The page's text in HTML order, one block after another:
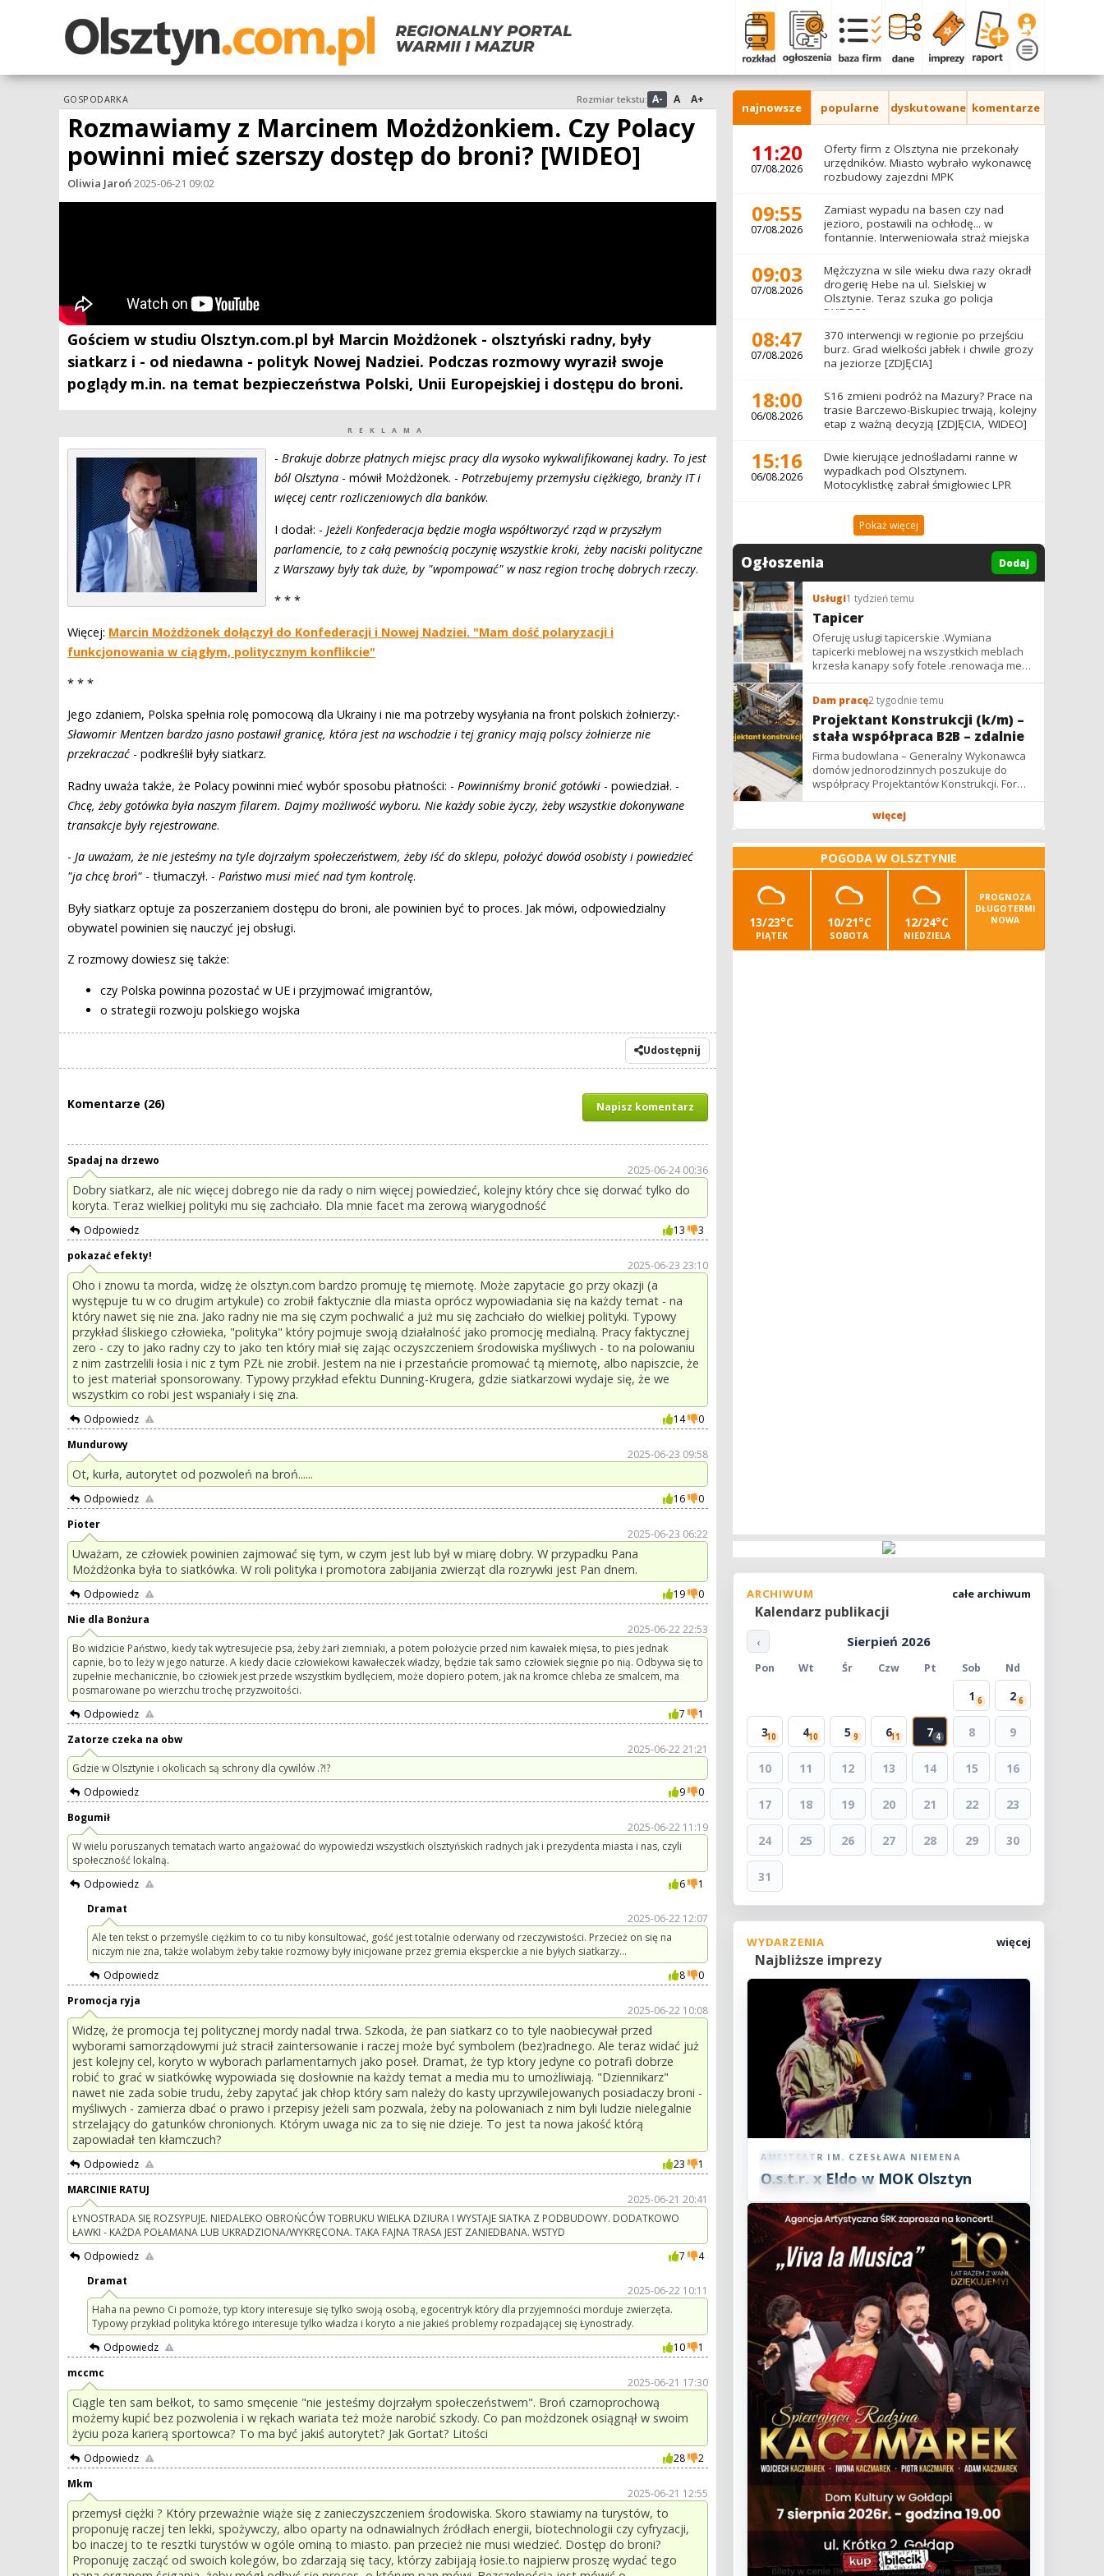
GOSPODARKA Rozmiar tekstu: A- A A+
Rozmawiamy z Marcinem Możdżonkiem. Czy Polacy
powinni mieć szerszy dostęp do broni? [WIDEO]
Oliwia Jaroń·2025-06-21 09:02
Gościem w studiu Olsztyn.com.pl był Marcin Możdżonek - olsztyński radny, były
siatkarz i - od niedawna - polityk Nowej Nadziei. Podczas rozmowy wyraził swoje
poglądy m.in. na temat bezpieczeństwa Polski, Unii Europejskiej i dostępu do broni.
REKLAMA
- Brakuje dobrze płatnych miejsc pracy dla wysoko wykwalifikowanej kadry. To jest
ból Olsztyna - mówił Możdżonek. - Potrzebujemy przemysłu ciężkiego, branży IT i
więcej centr rozliczeniowych dla banków.
I dodał: - Jeżeli Konfederacja będzie mogła współtworzyć rząd w przyszłym
parlamencie, to z całą pewnością poczynię wszystkie kroki, żeby naciski polityczne
z Warszawy były tak duże, by "wpompować" w nasz region trochę dobrych rzeczy.
* * *
Więcej: Marcin Możdżonek dołączył do Konfederacji i Nowej Nadziei. "Mam dość polaryzacji i
funkcjonowania w ciągłym, politycznym konflikcie"
* * *
Jego zdaniem, Polska spełnia rolę pomocową dla Ukrainy i nie ma potrzeby wysyłania na front polskich żołnierzy:-
Sławomir Mentzen bardzo jasno postawił granicę, która jest na wschodzie i tej granicy mają polscy żołnierze nie
przekraczać - podkreślił były siatkarz.
Radny uważa także, że Polacy powinni mieć wybór sposobu płatności: - Powinniśmy bronić gotówki - powiedział. -
Chcę, żeby gotówka była naszym filarem. Dajmy możliwość wyboru. Nie każdy sobie życzy, żeby wszystkie dokonywane
transakcje były rejestrowane.
- Ja uważam, że nie jesteśmy na tyle dojrzałym społeczeństwem, żeby iść do sklepu, położyć dowód osobisty i powiedzieć
"ja chcę broń" - tłumaczył. - Państwo musi mieć nad tym kontrolę.
Były siatkarz optuje za poszerzaniem dostępu do broni, ale powinien być to proces. Jak mówi, odpowiedzialny
obywatel powinien się nauczyć jej obsługi.
Z rozmowy dowiesz się także:
czy Polska powinna pozostać w UE i przyjmować imigrantów,
o strategii rozwoju polskiego wojska
Udostępnij
Komentarze (26) Napisz komentarz
Spadaj na drzewo
2025-06-24 00:36
Dobry siatkarz, ale nic więcej dobrego nie da rady o nim więcej powiedzieć, kolejny który chce się dorwać tylko do
koryta. Teraz wielkiej polityki mu się zachciało. Dla mnie facet ma zerową wiarygodność
Odpowiedz 13
3
pokazać efekty!
2025-06-23 23:10
Oho i znowu ta morda, widzę że olsztyn.com bardzo promuję tę miernotę. Może zapytacie go przy okazji (a
występuje tu w co drugim artykule) co zrobił faktycznie dla miasta oprócz wypowiadania się na każdy temat - na
który nawet się nie zna. Jako radny nie ma się czym pochwalić a już mu się zachciało do wielkiej polityki. Typowy
przykład śliskiego człowieka, "polityka" który pojmuje swoją działalność jako promocję medialną. Pracy faktycznej
zero - czy to jako radny czy to jako ten który miał się zając oczyszczeniem środowiska myśliwych - to na polowaniu
z nim zastrzelili łosia i nic z tym PZŁ nie zrobił. Jestem na nie i przestańcie promować tą miernotę, albo napiszcie, że
to jest materiał sponsorowany. Typowy przykład efektu Dunning-Krugera, gdzie siatkarzowi wydaje się, że we
wszystkim co robi jest wspaniały i się zna.
Odpowiedz 14
0
Mundurowy
2025-06-23 09:58
Ot, kurła, autorytet od pozwoleń na broń......
Odpowiedz 16
0
Pioter
2025-06-23 06:22
Uważam, ze człowiek powinien zajmować się tym, w czym jest lub był w miarę dobry. W przypadku Pana
Możdżonka była to siatkówka. W roli polityka i promotora zabijania zwierząt dla rozrywki jest Pan dnem.
Odpowiedz 19
0
Nie dla Bonżura
2025-06-22 22:53
Bo widzicie Państwo, kiedy tak wytresujecie psa, żeby żarł ziemniaki, a potem położycie przed nim kawałek mięsa, to pies jednak
capnie, bo to leży w jego naturze. A kiedy dacie człowiekowi kawałeczek władzy, będzie tak samo człowiek sięgnie po nią. Odbywa się to
zupełnie mechanicznie, bo człowiek jest przede wszystkim bydlęciem, może dopiero potem, jak na kromce chleba ze smalcem, ma
posmarowane po wierzchu trochę przyzwoitości.
Odpowiedz
7
1
Zatorze czeka na obw
2025-06-22 21:21
Gdzie w Olsztynie i okolicach są schrony dla cywilów .?!?
Odpowiedz
9
0
Bogumił
2025-06-22 11:19
W wielu poruszanych tematach warto angażować do wypowiedzi wszystkich olsztyńskich radnych jak i prezydenta miasta i nas, czyli
społeczność lokalną.
Odpowiedz
6
1
Dramat
2025-06-22 12:07
Ale ten tekst o przemyśle ciężkim to co tu niby konsultować, gość jest totalnie oderwany od rzeczywistości. Przecież on się na
niczym nie zna, także wolabym żeby takie rozmowy były inicjowane przez gremia eksperckie a nie byłych siatkarzy...
Odpowiedz
8
0
Promocja ryja
2025-06-22 10:08
Widzę, że promocja tej politycznej mordy nadal trwa. Szkoda, że pan siatkarz co to tyle naobiecywał przed
wyborami samorządowymi już stracił zaintersowanie i raczej może być symbolem (bez)radnego. Ale teraz widać już
jest kolejny cel, koryto w wyborach parlamentarnych jako poseł. Dramat, że typ ktory jedyne co potrafi dobrze
robić to grać w siatkówkę wypowiada się dosłownie na każdy temat a media mu to umożliwiają. "Dziennikarz"
nawet nie zada sobie trudu, żeby zapytać jak chłop który sam należy do kasty uprzywilejowanych posiadaczy broni -
myśliwych - zamierza dbać o prawo i przepisy jeżeli sam pozwala, żeby na polowaniach z nim byli ludzie nielegalnie
strzelający do gatunków chronionych. Którym uwaga nic za to się nie dzieje. To jest ta nowa jakość którą
zapowiadał ten kłamczuch?
Odpowiedz 23
1
MARCINIE RATUJ
2025-06-21 20:41
ŁYNOSTRADA SIĘ ROZSYPUJE. NIEDALEKO OBROŃCÓW TOBRUKU WIELKA DZIURA I WYSTAJE SIATKA Z PODBUDOWY. DODATKOWO
ŁAWKI - KAŻDA POŁAMANA LUB UKRADZIONA/WYKRĘCONA. TAKA FAJNA TRASA JEST ZANIEDBANA. WSTYD
Odpowiedz
7
4
Dramat
2025-06-22 10:11
Haha na pewno Ci pomoże, typ ktory interesuje się tylko swoją osobą, egocentryk który dla przyjemności morduje zwierzęta.
Typowy przykład polityka którego interesuje tylko władza i koryto a nie jakieś problemy rozpadającej się Łynostrady.
Odpowiedz
10
1
mccmc
2025-06-21 17:30
Ciągle ten sam bełkot, to samo smęcenie "nie jesteśmy dojrzałym społeczeństwem". Broń czarnoprochową
możemy kupić bez pozwolenia i w rękach wariata też może narobić szkody. Co pan możdzonek osiągnął w swoim
życiu poza karierą sportowca? To ma być jakiś autorytet? Jak Gortat? Litości
Odpowiedz 28
2
Mkm
2025-06-21 12:55
przemysł ciężki ? Który przeważnie wiąże się z zanieczyszczeniem środowiska. Skoro stawiamy na turystów, to
proponuję raczej ten lekki, spożywczy, albo oparty na odnawialnych źródłach energii, biotechnologii czy cyfryzacji,
bo inaczej to te resztki turystów w ogóle ominą to miasto. pan przecież nie musi wiedzieć. Dostęp do broni?
Proponuję zacząć od swoich kolegów, bo zdarzają się tacy, którzy zabijają łosie.to najpierw proszę wydać tego
najnowsze popularne dyskutowane komentarze
11:20
07/08.2026
Oferty firm z Olsztyna nie przekonały
urzędników. Miasto wybrało wykonawcę
rozbudowy zajezdni MPK
09:55
07/08.2026
Zamiast wypadu na basen czy nad
jezioro, postawili na ochłodę... w
fontannie. Interweniowała straż miejska
09:03
07/08.2026
Mężczyzna w sile wieku dwa razy okradł
drogerię Hebe na ul. Sielskiej w
Olsztynie. Teraz szuka go policja
[WIDEO]
08:47
07/08.2026
370 interwencji w regionie po przejściu
burz. Grad wielkości jabłek i chwile grozy
na jeziorze [ZDJĘCIA]
18:00
06/08.2026
S16 zmieni podróż na Mazury? Prace na
trasie Barczewo-Biskupiec trwają, kolejny
etap z ważną decyzją [ZDJĘCIA, WIDEO]
15:16
06/08.2026
Dwie kierujące jednośladami ranne w
wypadkach pod Olsztynem.
Motocyklistkę zabrał śmigłowiec LPR
Pokaż więcej
Ogłoszenia Dodaj
Usługi1 tydzień temu
Tapicer
Oferuję usługi tapicerskie .Wymiana
tapicerki meblowej na wszystkich meblach
krzesła kanapy sofy fotele .renowacja mebli
vintage,PRL. glamur
Dam pracę2 tygodnie temu
Projektant Konstrukcji (k/m) –
stała współpraca B2B – zdalnie
Firma budowlana – Generalny Wykonawca
domów jednorodzinnych poszukuje do
współpracy Projektantów Konstrukcji. Forma
współpracy: B2B / podwykonawstwo –
więcej
POGODA W OLSZTYNIE
13/23°C
PIĄTEK
10/21°C
SOBOTA
12/24°C
NIEDZIELA
PROGNOZA
DŁUGOTERMI
NOWA
ARCHIWUM
Kalendarz publikacji
całe archiwum
‹ Sierpień 2026
Pon Wt Śr Czw Pt Sob Nd
1 6 2 6
310 410 5 9 611 7 4 8 9
10 11 12 13 14 15 16
17 18 19 20 21 22 23
24 25 26 27 28 29 30
31
WYDARZENIA
Najbliższe imprezy
więcej
Koncert
07 SIE
2026
AMFITEATR IM. CZESŁAWA NIEMENA
O.s.t.r. x Eldo w MOK Olsztyn